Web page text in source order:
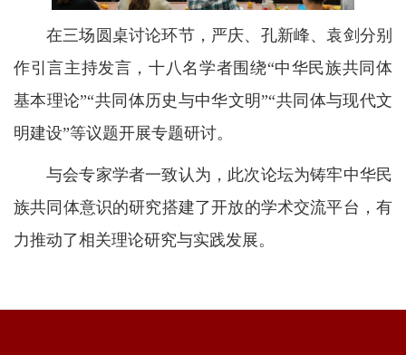
在三场圆桌讨论环节，严庆、孔新峰、袁剑分别
作引言主持发言，十八名学者围绕“中华民族共同体
基本理论”“共同体历史与中华文明”“共同体与现代文
明建设”等议题开展专题研讨。
与会专家学者一致认为，此次论坛为铸牢中华民
族共同体意识的研究搭建了开放的学术交流平台，有
力推动了相关理论研究与实践发展。